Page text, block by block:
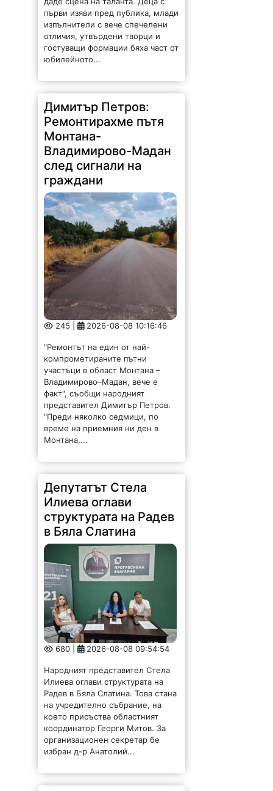
първи изяви пред публика, млади
изпълнители с вече спечелени
отличия, утвърдени творци и
гостуващи формации бяха част от
юбилейното...
Димитър Петров:
Ремонтирахме пътя
Монтана-
Владимирово-Мадан
след сигнали на
граждани
245 | 2026-08-08 10:16:46
"Ремонтът на един от най-
компрометираните пътни
участъци в област Монтана –
Владимирово–Мадан, вече е
факт", съобщи народният
представител Димитър Петров.
"Преди няколко седмици, по
време на приемния ни ден в
Монтана,...
Депутатът Стела
Илиева оглави
структурата на Радев
в Бяла Слатина
680 | 2026-08-08 09:54:54
Народният представител Стела
Илиева оглави структурата на
Радев в Бяла Слатина. Това стана
на учредително събрание, на
което присъства областният
координатор Георги Митов. За
организационен секретар бе
избран д-р Анатолий...